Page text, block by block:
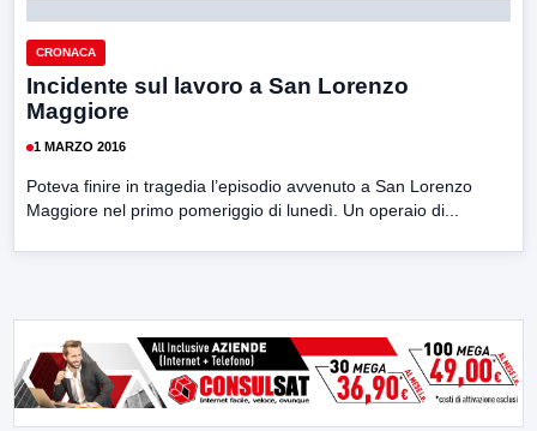
CRONACA
Incidente sul lavoro a San Lorenzo
Maggiore
1 MARZO 2016
Poteva finire in tragedia l’episodio avvenuto a San Lorenzo
Maggiore nel primo pomeriggio di lunedì. Un operaio di...